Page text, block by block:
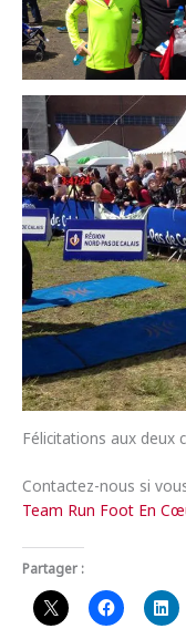
Félicitations aux deux
Contactez-nous si
Team Run Foot En
Partager :